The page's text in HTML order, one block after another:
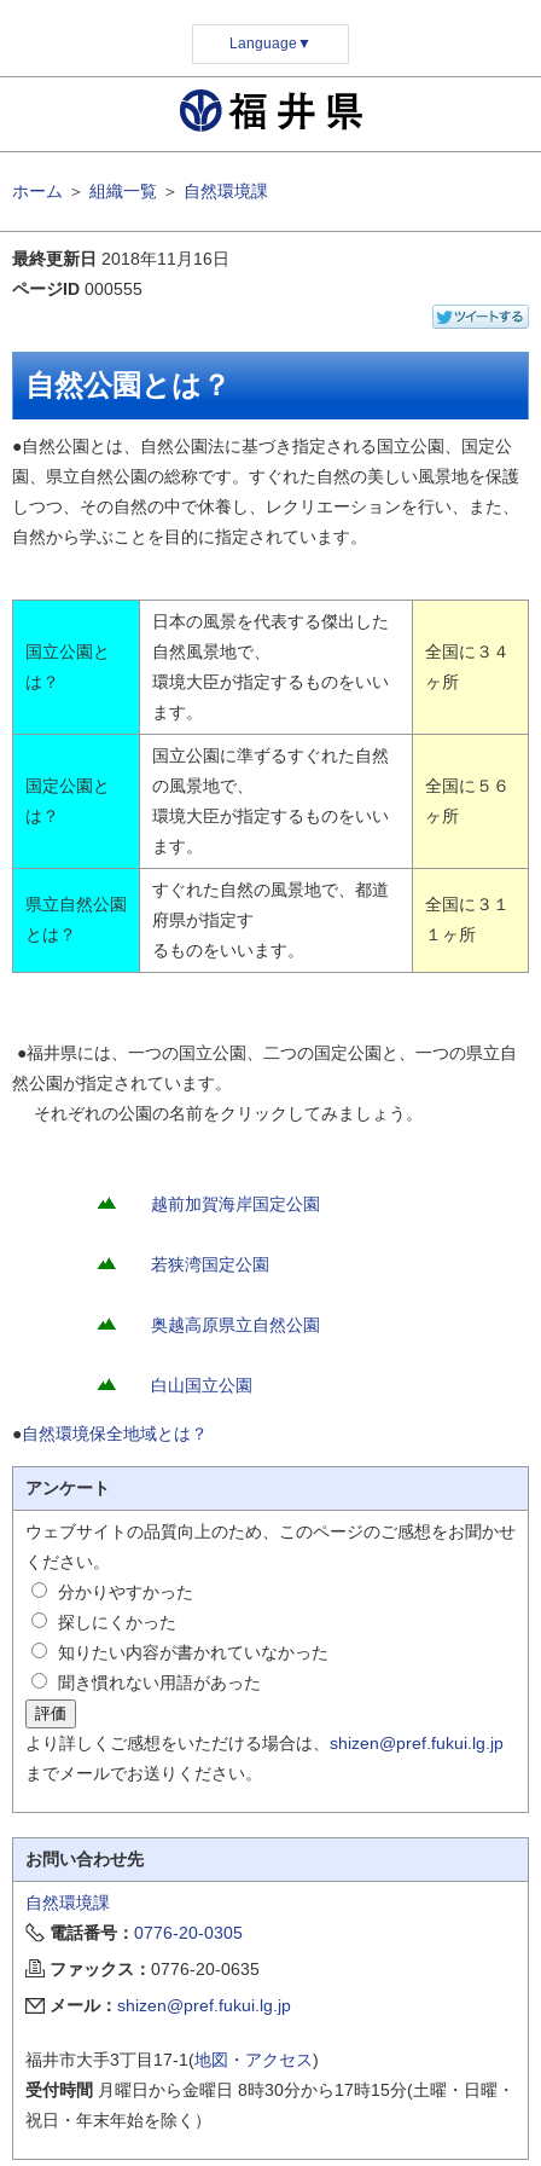
Language ▼
ホーム ＞ 組織一覧 ＞ 自然環境課
最終更新日 2018年11月16日
ページID 000555
自然公園とは？
●自然公園とは、自然公園法に基づき指定される国立公園、国定公
園、県立自然公園の総称です。すぐれた自然の美しい風景地を保護
しつつ、その自然の中で休養し、レクリエーションを行い、また、
自然から学ぶことを目的に指定されています。
国立公園と
は？
日本の風景を代表する傑出した
自然風景地で、
環境大臣が指定するものをいい
ます。
全国に３４
ヶ所
国定公園と
は？
国立公園に準ずるすぐれた自然
の風景地で、
環境大臣が指定するものをいい
ます。
全国に５６
ヶ所
県立自然公園
とは？
すぐれた自然の風景地で、都道
府県が指定す
るものをいいます。
全国に３１
１ヶ所
●福井県には、一つの国立公園、二つの国定公園と、一つの県立自
然公園が指定されています。
それぞれの公園の名前をクリックしてみましょう。
越前加賀海岸国定公園
若狭湾国定公園
奥越高原県立自然公園
白山国立公園
●自然環境保全地域とは？
アンケート
ウェブサイトの品質向上のため、このページのご感想をお聞かせ
ください。
分かりやすかった
探しにくかった
知りたい内容が書かれていなかった
聞き慣れない用語があった
より詳しくご感想をいただける場合は、 shizen@pref.fukui.lg.jp
までメールでお送りください。
お問い合わせ先
自然環境課
電話番号： 0776-20-0305
ファックス： 0776-20-0635
メール： shizen@pref.fukui.lg.jp
福井市大手3丁目17-1(地図・アクセス)
受付時間 月曜日から金曜日 8時30分から17時15分(土曜・日曜・
祝日・年末年始を除く）